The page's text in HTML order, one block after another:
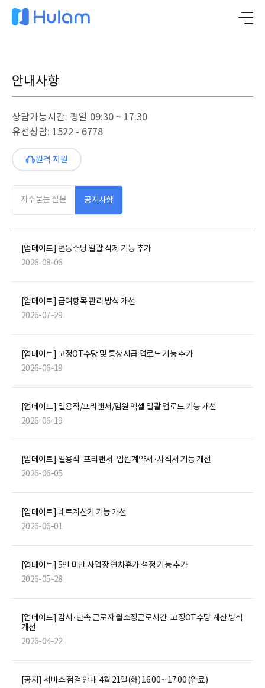
안내사항
상담가능시간: 평일 09:30 ~ 17:30
유선상담: 1522 - 6778
원격 지원
자주묻는 질문 공지사항
[업데이트] 변동수당 일괄 삭제 기능 추가
2026-08-06
[업데이트] 급여항목 관리 방식 개선
2026-07-29
[업데이트] 고정OT수당 및 통상시급 업로드 기능 추가
2026-06-19
[업데이트] 일용직/프리랜서/임원 엑셀 일괄 업로드 기능 개선
2026-06-19
[업데이트] 일용직·프리랜서·임원계약서·사직서 기능 개선
2026-06-05
[업데이트] 네트계산기 기능 개선
2026-06-01
[업데이트] 5인 미만 사업장 연차휴가 설정 기능 추가
2026-05-28
[업데이트] 감시·단속 근로자 월소정근로시간·고정OT수당 계산 방식
개선
2026-04-22
[공지] 서비스 점검 안내 4월 21일(화) 16:00 ~ 17:00 (완료)